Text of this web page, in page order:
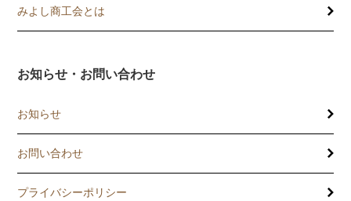
記帳相談指導
みよし商工会とは
お知らせ・お問い合わせ
お知らせ
お問い合わせ
プライバシーポリシー